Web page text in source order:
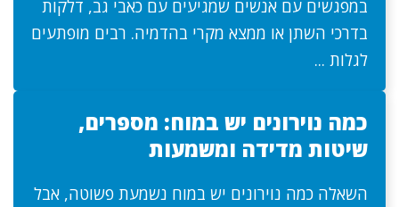
במפגשים עם אנשים שמגיעים עם כאבי גב, דלקות
בדרכי השתן או ממצא מקרי בהדמיה. רבים מופתעים
לגלות ...
כמה נוירונים יש במוח: מספרים,
שיטות מדידה ומשמעות
השאלה כמה נוירונים יש במוח נשמעת פשוטה, אבל